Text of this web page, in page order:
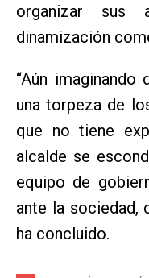
organizar sus
dinamización
“Aún
una torpeza de
que no tiene
alcalde se
equipo de
ante la sociedad,
ha concluido.